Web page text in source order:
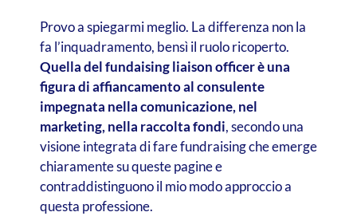
Provo a spiegarmi meglio. La differenza non la
fa l’inquadramento, bensì il ruolo ricoperto.
Quella delfundaising liaison officer è una
figura di affiancamento al consulente
impegnata nella comunicazione, nel
marketing, nella raccolta fondi, secondo una
visione integrata di fare fundraising che emerge
chiaramente su queste pagine e
contraddistinguono il mio modo approccio a
questa professione.